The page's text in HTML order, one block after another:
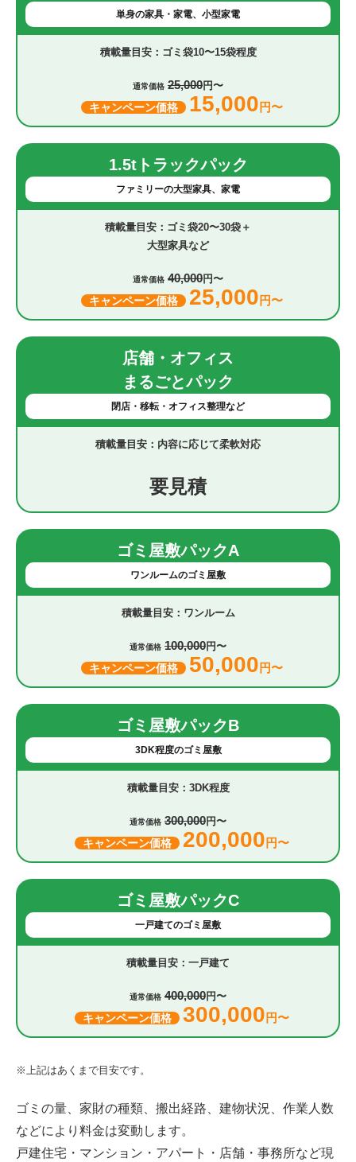
単身の家具・家電、小型家電
ゴミ袋10〜15袋程度
通常価格 25,000円〜
キャンペーン価格 15,000 円〜
1.5tトラックパック
ファミリーの大型家具、家電
ゴミ袋20〜30袋＋
大型家具など
通常価格 40,000円〜
キャンペーン価格 25,000 円〜
店舗・オフィス
まるごとパック
閉店・移転・オフィス整理など
内容に応じて柔軟対応
要見積
ゴミ屋敷パックA
ワンルームのゴミ屋敷
ワンルーム
通常価格 100,000円〜
キャンペーン価格 50,000 円〜
ゴミ屋敷パックB
3DK程度のゴミ屋敷
3DK程度
通常価格 300,000円〜
キャンペーン価格 200,000 円〜
ゴミ屋敷パックC
一戸建てのゴミ屋敷
一戸建て
通常価格 400,000円〜
キャンペーン価格 300,000 円〜
※上記はあくまで目安です。
ゴミの量、家財の種類、搬出経路、建物状況、作業人数
などにより料金は変動します。
戸建住宅・マンション・アパート・店舗・事務所など現